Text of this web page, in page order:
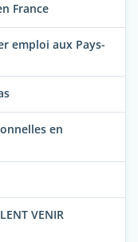
France
emploi aux Pays-
en
VENIR